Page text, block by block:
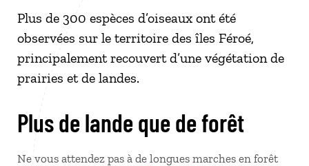
Plus de 300 espèces d’oiseaux ont été
observées sur le territoire des îles Féroé,
principalement recouvert d’une végétation de
prairies et de landes.
Plus de lande que de forêt
Ne vous attendez pas à de longues marches en forêt